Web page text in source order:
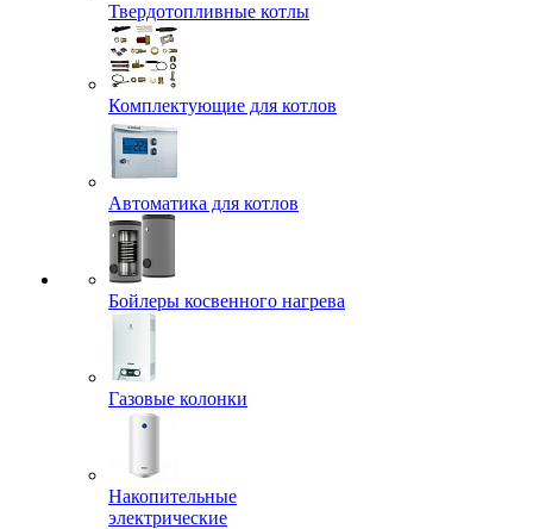
Твердотопливные котлы
Комплектующие для котлов
Автоматика для котлов
Бойлеры косвенного нагрева
Газовые колонки
Накопительные
электрические